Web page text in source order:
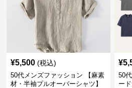
¥5,500 (税込)
50代メンズファッション 【麻素
材・半袖プルオーバーシャツ】
¥
50
ー